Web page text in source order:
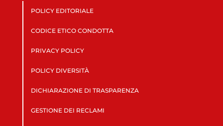
POLICY EDITORIALE
CODICE ETICO CONDOTTA
PRIVACY POLICY
POLICY DIVERSITÀ
DICHIARAZIONE DI TRASPARENZA
GESTIONE DEI RECLAMI